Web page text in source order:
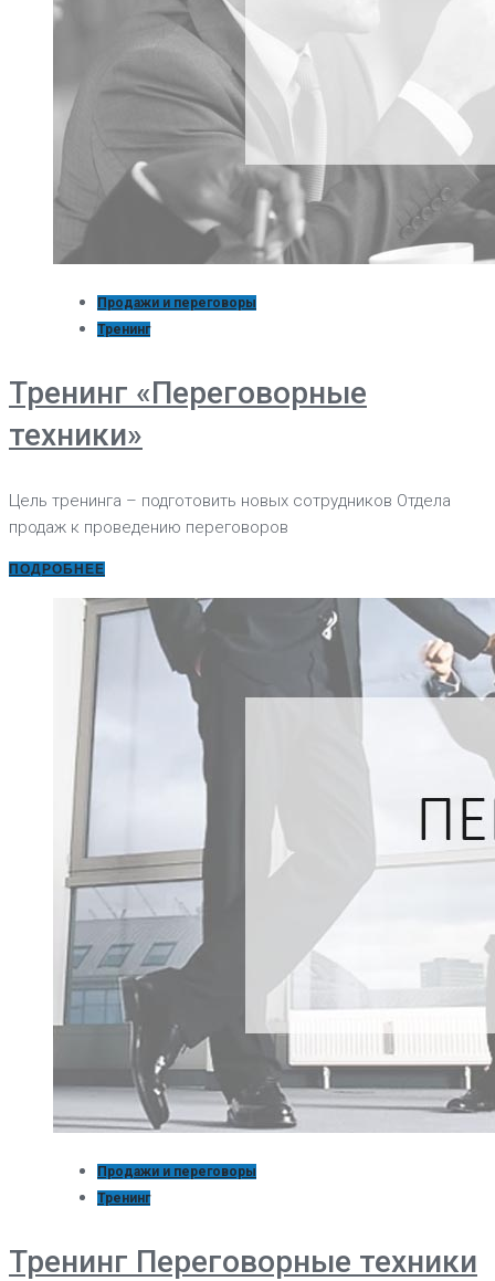
Продажи и переговоры
Тренинг
Тренинг «Переговорные
техники»
Цель тренинга – подготовить новых сотрудников Отдела
продаж к проведению переговоров
ПОДРОБНЕЕ
Продажи и переговоры
Тренинг
Тренинг Переговорные техники